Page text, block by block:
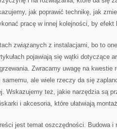
jak poprawić technikę, jak
pracę w innej kolejności, by efekt
związanych z instalacjami, bo to
pojawiają się wątki dotyczące
Zwracamy uwagę na kwestie
ale wiele rzeczy da się
Wskazujemy też, jakie narzędzia są
i akcesoria, które ułatwiają
jest temat oszczędności. Budowa i